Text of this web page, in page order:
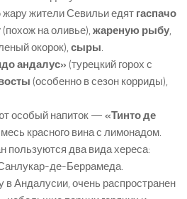
жители Севильи едят гаспачо
(похож на оливье), жареную рыбу,
окорок), сыры.
андалус» (турецкий горох с
(особенно в сезон корриды),
особый напиток — «Тинто де
красного вина с лимонадом.
два вида хереса:
де-Беррамеда.
в Андалусии, очень распространен